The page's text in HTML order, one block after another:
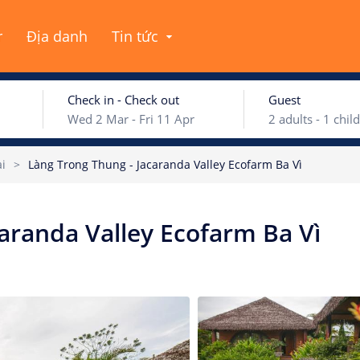
Địa danh Tin tức
Check in - Check out
Wed 2 Mar - Fri 11 Apr
Wed Thu Fri Sat
13 14 15
Sun Mon Tue
6 7 8 9
13 14 15 16
Guest
2 adults - 1
Rooms
> Làng Trong Thung - Jacaranda Valley Ecofarm Ba Vì
Valley Ecofarm Ba Vì